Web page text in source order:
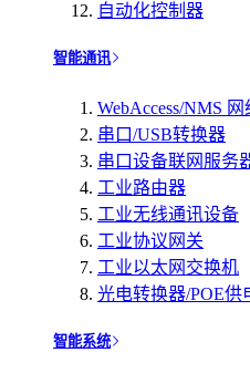
自动化控制器
智能通讯
WebAccess/NMS
串口/USB转换器
串口设备联网服务
工业路由器
工业无线通讯设备
工业协议网关
工业以太网交换机
光电转换器/POE供
智能系统